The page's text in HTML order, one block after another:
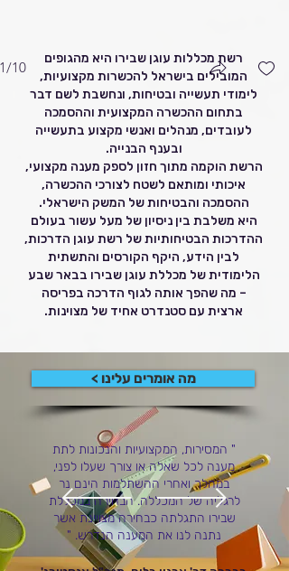
רשת מכללות עוגן שבירו היא מהגופים
המובילים בישראל להכשרות מקצועיות,
לימודי תעשייה ובטיחות, ונחשבת לשם דבר
בתחום ההכשרה המקצועית וההסמכה
לעובדים, מנהלים ואנשי מקצוע בתעשייה
ובענף הבנייה.
הרשת הוקמה מתוך חזון לספק מענה מקצועי,
איכותי ומותאם לשטח לצורכי ההכשרה,
ההסמכה והבטיחות של המשק הישראלי.
היא משלבת בין ניסיון של מעל עשור בעולם
ההדרכות הבטיחותיות של רשת עוגן הדרכות,
לבין הידע, היקף הקורסים והתשתית
הלימודית של מכללת עוגן שבירו בבאר שבע
– מה שהפך אותה לגוף הדרכה בפריסה
ארצית עם סטנדרט אחיד של מצוינות.
קצת עלינו עוגן שבירו
קצת עלינו עוגן שבירו
1/10
מה אומרים עלינו >
" המסירות, המקצועיות והנכונות לתת
מענה לכל שאלה או צורך שעלו לפני,
במהלך ואחרי ההשתלמות הינם נר
לרגליה של המכללה. הבחירה במכללת
שבירו התגלתה כבחירה מצויינת אשר
נתנה לנו את המענה הנדרש. "